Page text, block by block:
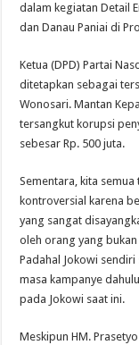
dalam kegiatan Detail
dan Danau Paniai di
Ketua (DPD) Partai
ditetapkan sebagai
Wonosari. Mantan
tersangkut korupsi
sebesar Rp. 500 juta.
Sementara, kita semua
kontroversial karena
yang sangat
oleh orang yang
Padahal Jokowi
masa kampanye
pada Jokowi saat ini.
Meskipun HM.